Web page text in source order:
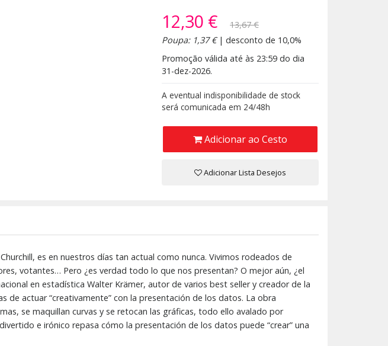
12,30 €
13,67 €
Poupa: 1,37 €| desconto de 10,0%
Promoção válida até às 23:59 do dia
31-dez-2026.
A eventual indisponibilidade de stock
será comunicada em 24/48h
Adicionar ao Cesto
Adicionar Lista Desejos
es en nuestros días tan actual como nunca. Vivimos rodeados de
votantes… Pero ¿es verdad todo lo que nos presentan? O mejor aún, ¿el
en estadística Walter Krämer, autor de varios best seller y creador de la
de actuar “creativamente” con la presentación de los datos. La obra
se maquillan curvas y se retocan las gráficas, todo ello avalado por
e irónico repasa cómo la presentación de los datos puede “crear” una